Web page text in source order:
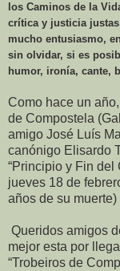
los Caminos de la
crítica y justicia
mucho entusiasmo,
sin olvidar, si es
humor, ironía, cante,
Como hace un
de Compostela
amigo José Luís
canónigo Elisardo
“Principio y Fin del
jueves 18 de
años de su muerte)
Queridos amigos
mejor esta por
“Trobeiros de